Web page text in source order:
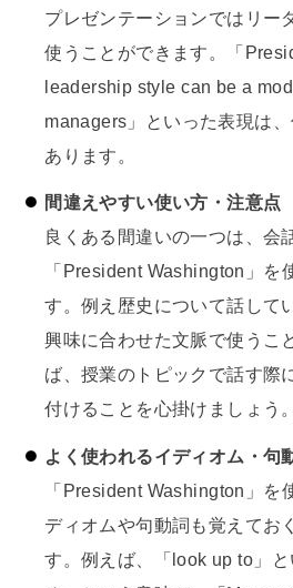
プレゼンテーションではリー
使うことができます。「
leadership style can be a
managers」といった表現は
あります。
間違えやすい使い方・注意点
良くある間違いの一つは、会
「President Washington」を
す。例え歴史について話して
興味に合わせた文脈で使うこ
ば、授業のトピックで話す際
付けることを心掛けましょう。
よく使われるイディオム・句
「President Washington」を
ディオムや句動詞も覚えてお
す。例えば、「look up to」